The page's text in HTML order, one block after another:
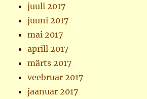
juuli 2017
juuni 2017
mai 2017
aprill 2017
märts 2017
veebruar 2017
jaanuar 2017